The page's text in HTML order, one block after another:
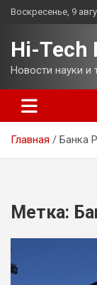
Перейти
Воскресенье, 9
Hi-Tech
Новости науки и
Главная Банка
Метка: